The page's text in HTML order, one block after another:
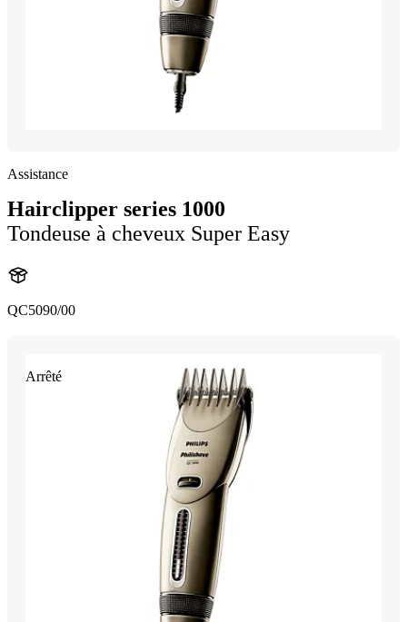
Assistance
Hairclipper series 1000
Tondeuse à cheveux Super Easy
QC5090/00
Arrêté